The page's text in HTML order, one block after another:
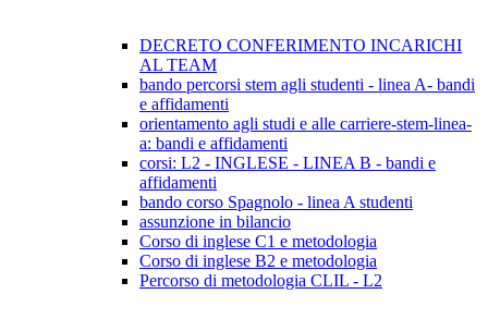
DECRETO CONFERIMENTO INCARICHI
AL TEAM
bando percorsi stem agli studenti - linea A- bandi
e affidamenti
orientamento agli studi e alle carriere-stem-linea-
a: bandi e affidamenti
corsi: L2 - INGLESE - LINEA B - bandi e
affidamenti
bando corso Spagnolo - linea A studenti
assunzione in bilancio
Corso di inglese C1 e metodologia
Corso di inglese B2 e metodologia
Percorso di metodologia CLIL - L2